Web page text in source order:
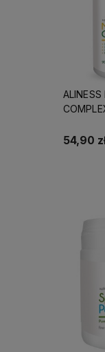
ALINESS
54,90